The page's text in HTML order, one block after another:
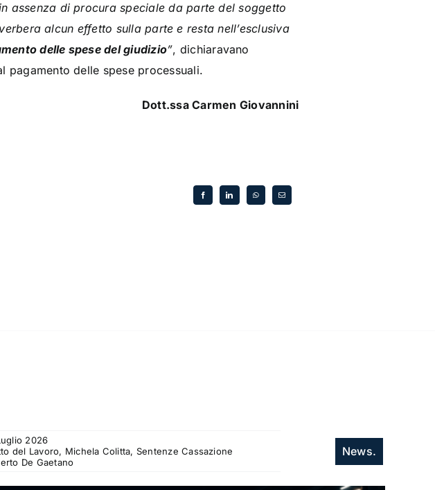
assenza di procura speciale da parte del soggetto
alcun effetto sulla parte e resta nell’esclusiva
delle spese del giudizio”, dichiaravano
pagamento delle spese processuali.
Dott.ssa Carmen Giovannini
2026
del Lavoro, Michela Colitta, Sentenze Cassazione
De Gaetano
News.